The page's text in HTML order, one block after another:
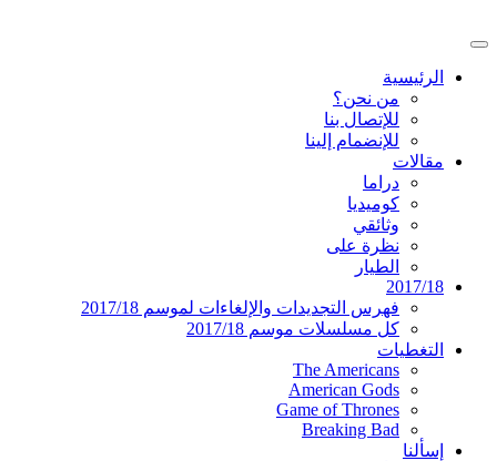
إلى
دليل التلفزيون العربي
موقع عربي متخصص في أخبار ومقالات حول
المسلسلات الأجنبية
القائمة
الرئيسيةالرئيسية
من نحن؟
للإتصال بنا
للإنضمام إلينا
مقالات
دراما
كوميديا
وثائقي
نظرة على
الطيار
2017/18
فهرس التجديدات والإلغاءات لموسم 2017/18
كل مسلسلات موسم 2017/18
التغطيات
The Americans
American Gods
Game of Thrones
Breaking Bad
إسألنا